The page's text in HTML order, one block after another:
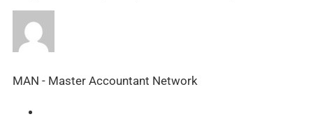
MAN - Master Accountant Network